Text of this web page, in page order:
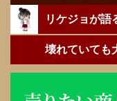
リケジョが語
壊れていても